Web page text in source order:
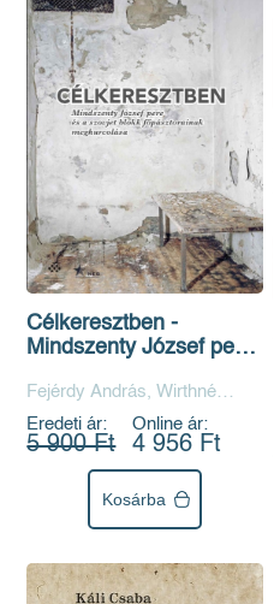
Célkeresztben -
Mindszenty József pere
főpásztorainak
meghurcolása
Fejérdy András, Wirthné
Diera Bernadett
Eredeti ár:
5 900 Ft
Online ár:
4 956 Ft
Kosárba